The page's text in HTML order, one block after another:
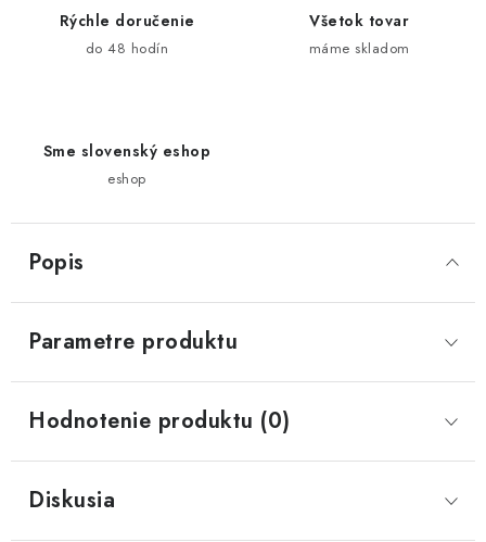
Rýchle doručenie
do 48 hodín
Všetok tovar
máme skladom
Sme slovenský eshop
eshop
Popis
Parametre produktu
Hodnotenie produktu (0)
Diskusia